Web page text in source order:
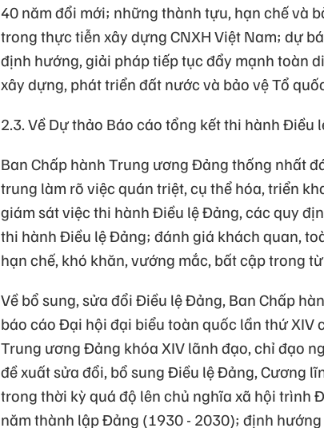
40 năm đổi mới; những thành tựu, hạn chế và
trong thực tiễn xây dựng CNXH Việt Nam; dự
định hướng, giải pháp tiếp tục đẩy mạnh toàn
xây dựng, phát triển đất nước và bảo vệ Tổ
2.3. Về Dự thảo Báo cáo tổng kết thi hành Điều
Ban Chấp hành Trung ương Đảng thống nhất
trung làm rõ việc quán triệt, cụ thể hóa, triển
giám sát việc thi hành Điều lệ Đảng, các quy
thi hành Điều lệ Đảng; đánh giá khách quan,
hạn chế, khó khăn, vướng mắc, bất cập trong
Về bổ sung, sửa đổi Điều lệ Đảng, Ban Chấp
báo cáo Đại hội đại biểu toàn quốc lần thứ XIV
Trung ương Đảng khóa XIV lãnh đạo, chỉ đạo
đề xuất sửa đổi, bổ sung Điều lệ Đảng, Cương
trong thời kỳ quá độ lên chủ nghĩa xã hội trình
năm thành lập Đảng (1930 - 2030); định